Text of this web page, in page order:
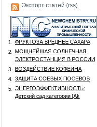
Экспорт статей (rss)
1.
ФРУКТОЗА ВРЕДНЕЕ САХАРА
2.
МОЩНЕЙШАЯ СОЛНЕЧНАЯ
ЭЛЕКТРОСТАНЦИЯ В РОССИИ
3.
ВОЗДЕЙСТВИЕ КОФЕИНА
4.
ЗАЩИТА СОЕВЫХ ПОСЕВОВ
5.
ЭНЕРГОЭФФЕКТИВНОСТЬ:
Детский сад категории [Аk